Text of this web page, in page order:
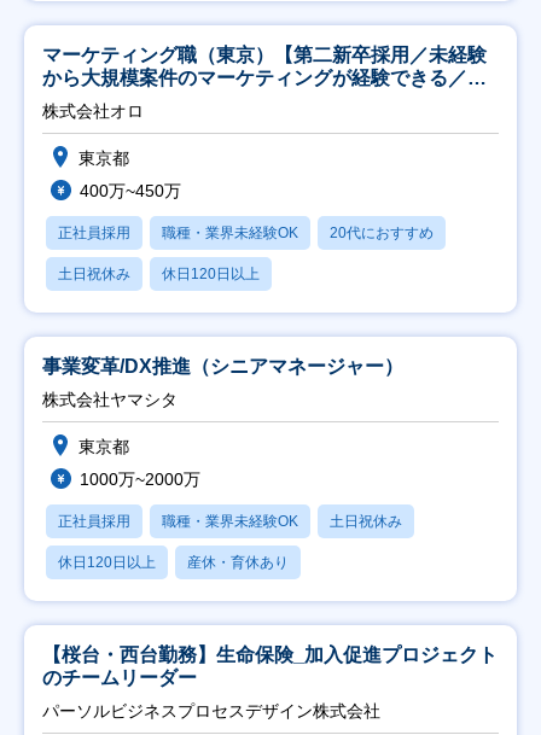
マーケティング職（東京）【第二新卒採用／未経験
から大規模案件のマーケティングが経験できる／研
修充実】
株式会社オロ
東京都
400万~450万
正社員採用 職種・業界未経験OK 20代におすすめ
土日祝休み 休日120日以上
事業変革/DX推進（シニアマネージャー）
株式会社ヤマシタ
東京都
1000万~2000万
正社員採用 職種・業界未経験OK 土日祝休み
休日120日以上 産休・育休あり
【桜台・西台勤務】生命保険_加入促進プロジェクト
のチームリーダー
パーソルビジネスプロセスデザイン株式会社